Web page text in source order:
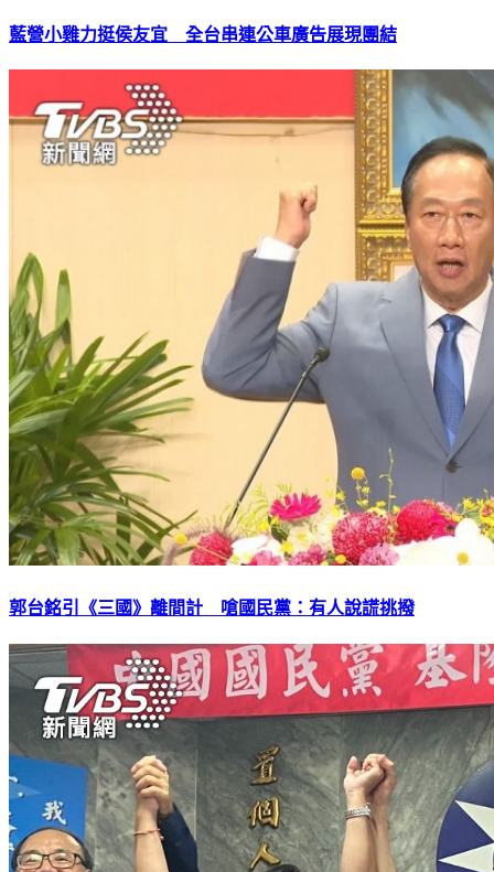
藍營小雞力挺侯友宜 全台串連公車廣告展現團結
郭台銘引《三國》離間計 嗆國民黨：有人說謊挑撥